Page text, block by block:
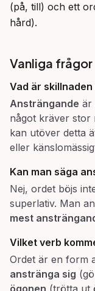
(på, till) och ett
hård).
Vanliga frågor
Vad är
Ansträngande är
något kräver stor
kan utöver detta
eller
Kan man säga
Nej, ordet böjs
superlativ. Man
mest
Vilket verb
Ordet är en form
anstränga sig
ögonen (trötta ut